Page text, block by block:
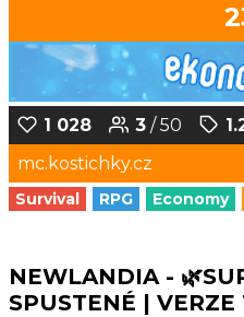
1 028 3 / 50
mc.kostichky.cz
Survival RPG Economy
NEWLANDIA -
SPUSTENÉ | VERZE